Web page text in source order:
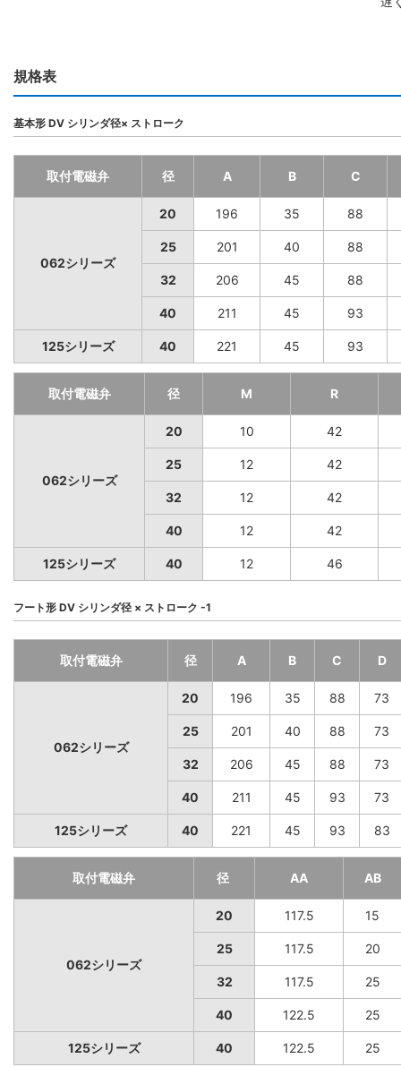
規格表
基本形 DV シリンダ径× ストローク
取付電磁弁 径 A B C
062シリーズ
20 196 35 88
25 201 40 88
32 206 45 88
40 211 45 93
125シリーズ 40 221 45 93
取付電磁弁 径 M R
062シリーズ
20 10 42
25 12 42
32 12 42
40 12 42
125シリーズ 40 12 46
フート形 DV シリンダ径 × ストローク -1
取付電磁弁 径 A B C D
062シリーズ
20 196 35 88 73
25 201 40 88 73
32 206 45 88 73
40 211 45 93 73
125シリーズ 40 221 45 93 83
取付電磁弁 径 AA AB
062シリーズ
20 117.5 15
25 117.5 20
32 117.5 25
40 122.5 25
125シリーズ 40 122.5 25